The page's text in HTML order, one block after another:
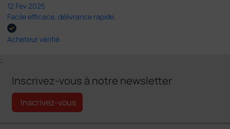
12 Fev 2025
Facile efficace. délivrance rapide.
Acheteur vérifié
;
Inscrivez-vous à notre newsletter
Inscrivez-vous